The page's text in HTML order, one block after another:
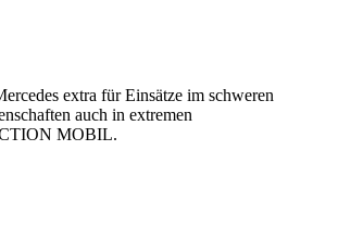
extra für Einsätze im schweren
auch in extremen
MOBIL.